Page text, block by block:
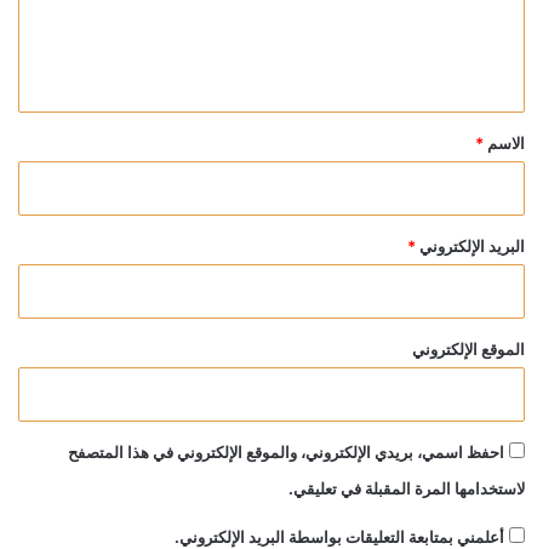
*
الاسم *
البريد الإلكتروني *
الموقع الإلكتروني
احفظ اسمي، بريدي الإلكتروني، والموقع الإلكتروني في هذا المتصفح
لاستخدامها المرة المقبلة في تعليقي.
أعلمني بمتابعة التعليقات بواسطة البريد الإلكتروني.